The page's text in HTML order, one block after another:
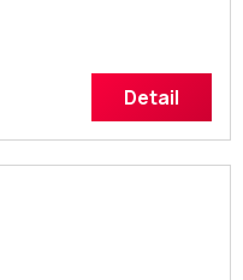
Detail